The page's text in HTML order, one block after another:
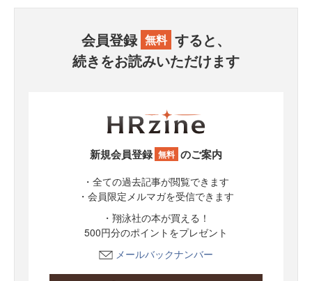
会員登録 無料 すると、
続きをお読みいただけます
新規会員登録 無料 のご案内
・全ての過去記事が閲覧できます
・会員限定メルマガを受信できます
・翔泳社の本が買える！
500円分のポイントをプレゼント
メールバックナンバー